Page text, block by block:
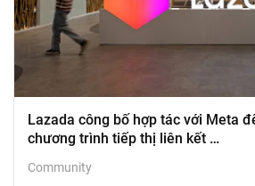
Lazada công bố hợp tác với Meta
chương trình tiếp thị liên kết …
Community